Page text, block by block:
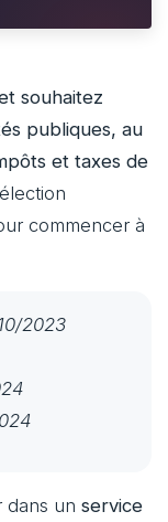
souhaitez
publiques, au
et taxes de
commencer à
2023
dans un service